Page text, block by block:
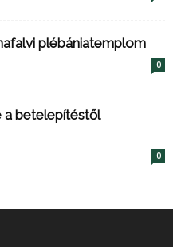
plébániatemplom
0
a betelepítéstől
0